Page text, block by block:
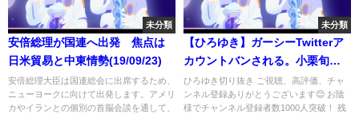
未分類
安倍総理が国連へ出発 焦点は
日米貿易と中東情勢(19/09/23)
安倍総理大臣は国連総会に出席するため、
ニューヨークに向けて出発します。アメリ
カやイランとの個別の首脳会談を通して、
未分類
【ひろゆき】ガーシーTwitterア
カウントバンされる。小栗旬の
全裸写真投稿で一発アウト。ひ
ろゆき切り抜きまとめ
ひろゆき切り抜き ご視聴、高評価、チャ
ンネル登録ありがとうございます😊 お陰
様でチャンネル登録者数1000人突破！ 残